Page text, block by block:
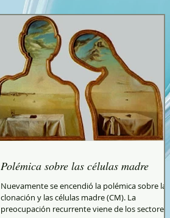
Polémica sobre las células madre
Nuevamente se encendió la polémica sobre la
clonación y las células madre (CM). La
preocupación recurrente viene de los sectores